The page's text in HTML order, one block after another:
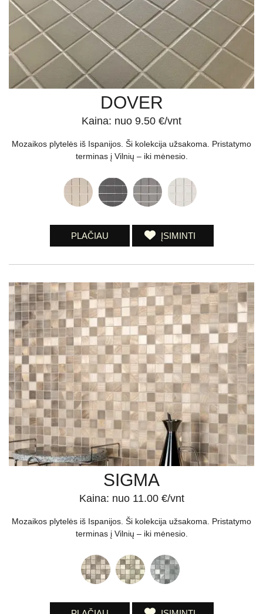
DOVER
Kaina: nuo 9.50 €/vnt
Mozaikos plytelės iš Ispanijos. Ši kolekcija užsakoma. Pristatymo
terminas į Vilnių – iki mėnesio.
PLAČIAU ĮSIMINTI
SIGMA
Kaina: nuo 11.00 €/vnt
Mozaikos plytelės iš Ispanijos. Ši kolekcija užsakoma. Pristatymo
terminas į Vilnių – iki mėnesio.